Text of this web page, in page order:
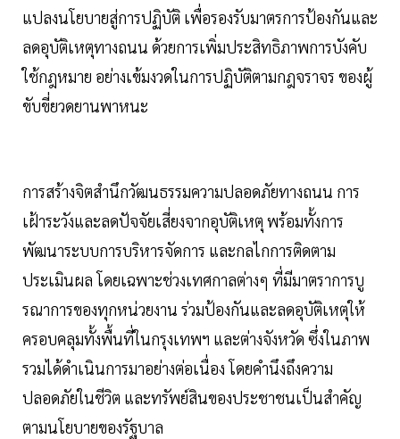
แปลงนโยบายสู่การปฏิบัติ เพื่อรองรับมาตรการป้องกันและ
ลดอุบัติเหตุทางถนน ด้วยการเพิ่มประสิทธิภาพการบังคับ
ใช้กฎหมาย อย่างเข้มงวดในการปฏิบัติตามกฎจราจร ของผู้
ขับขี่ยวดยานพาหนะ
การสร้างจิตสำนึกวัฒนธรรมความปลอดภัยทางถนน การ
เฝ้าระวังและลดปัจจัยเสี่ยงจากอุบัติเหตุ พร้อมทั้งการ
พัฒนาระบบการบริหารจัดการ และกลไกการติดตาม
ประเมินผล โดยเฉพาะช่วงเทศกาลต่างๆ ที่มีมาตราการบู
รณาการของทุกหน่วยงาน ร่วมป้องกันและลดอุบัติเหตุให้
ครอบคลุมทั้งพื้นที่ในกรุงเทพฯ และต่างจังหวัด ซึ่งในภาพ
รวมได้ดำเนินการมาอย่างต่อเนื่อง โดยคำนึงถึงความ
ปลอดภัยในชีวิต และทรัพย์สินของประชาชนเป็นสำคัญ
ตามนโยบายของรัฐบาล